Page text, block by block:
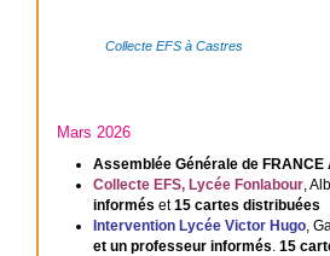
Collecte EFS à Castres
Mars 2026
Assemblée Générale de FRANCE
Collecte EFS, Lycée Fonlabour,
informés et15 cartes distribuées
Intervention Lycée Victor Hugo,
et un professeur informés. 15